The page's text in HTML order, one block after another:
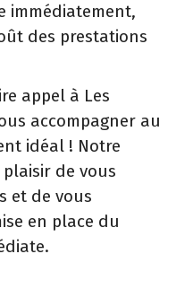
immédiatement,
des prestations
appel à Les
accompagner au
idéal ! Notre
de vous
et de vous
en place du